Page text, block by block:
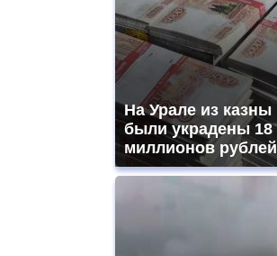
На Урале из казны
были украдены 18
миллионов рублей